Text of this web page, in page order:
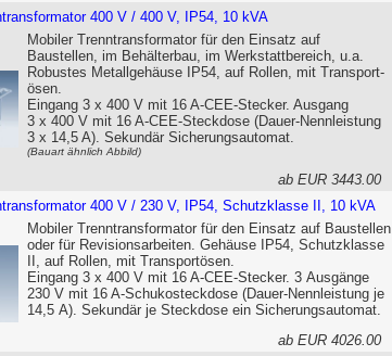
400 V / 400 V, IP54, 10 kVA
Mobiler Trenntransformator für den Einsatz auf
Baustellen, im Behälter­bau, im Werkstatt­bereich, u.a.
Robustes Metallgehäuse IP54, auf Rollen, mit Transport­
ösen.
Eingang 3 x 400 V mit 16 A-CEE-Stecker. Ausgang
3 x 400 V mit 16 A-CEE-Steckdose (Dauer-Nennleistung
3 x 14,5 A). Sekundär Sicherungsautomat.
(Bauart ähnlich Abbild)
ab EUR 3443.00
400 V / 230 V, IP54, Schutzklasse II, 10 kVA
Mobiler Trenntransformator für den Einsatz auf Baustellen
oder für Revisions­arbeiten. Gehäuse IP54, Schutzklasse
II, auf Rollen, mit Transport­ösen.
Eingang 3 x 400 V mit 16 A-CEE-Stecker. 3 Ausgänge
230 V mit 16 A-Schuko­steckdose (Dauer-Nennleistung je
14,5 A). Sekundär je Steckdose ein Sicherungsautomat.
ab EUR 4026.00